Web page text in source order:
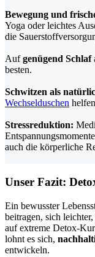
Bewegung und
Yoga oder leichtes
die
Aufgenügend Schlaf
besten.
Schwitzen als
Wechselduschen
Stressreduktion:
auch die körperliche
Unser Fazit:
Ein bewusster
beitragen, sich
auf extreme Detox-
lohnt es sich,
entwickeln.